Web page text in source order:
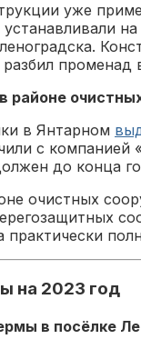
уже
устанавливали
променад
районе
в Янтарном
с компанией
до конца
очистных
на 2023 год
в посёлке